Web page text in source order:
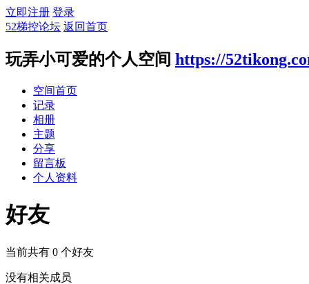
立即注册 登录
52梯控论坛 返回首页
玩弄小可爱的个人空间 https://
空间首页
记录
相册
主题
分享
留言板
个人资料
好友
当前共有 0 个好友
没有相关成员